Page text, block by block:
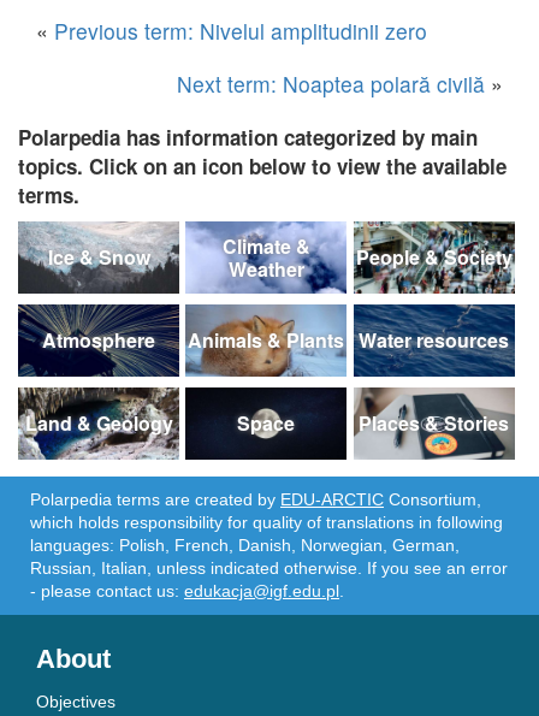
« Previous term: Nivelul amplitudinii zero
Next term: Noaptea polară civilă »
Polarpedia has information categorized by main
topics. Click on an icon below to view the available
terms.
Ice & Snow
Climate &
Weather
People & Society
Atmosphere Animals & Plants Water resources
Land & Geology Space Places & Stories
Polarpedia terms are created by EDU-ARCTIC Consortium,
which holds responsibility for quality of translations in following
languages: Polish, French, Danish, Norwegian, German,
Russian, Italian, unless indicated otherwise. If you see an error
- please contact us: edukacja@igf.edu.pl
About
Objectives